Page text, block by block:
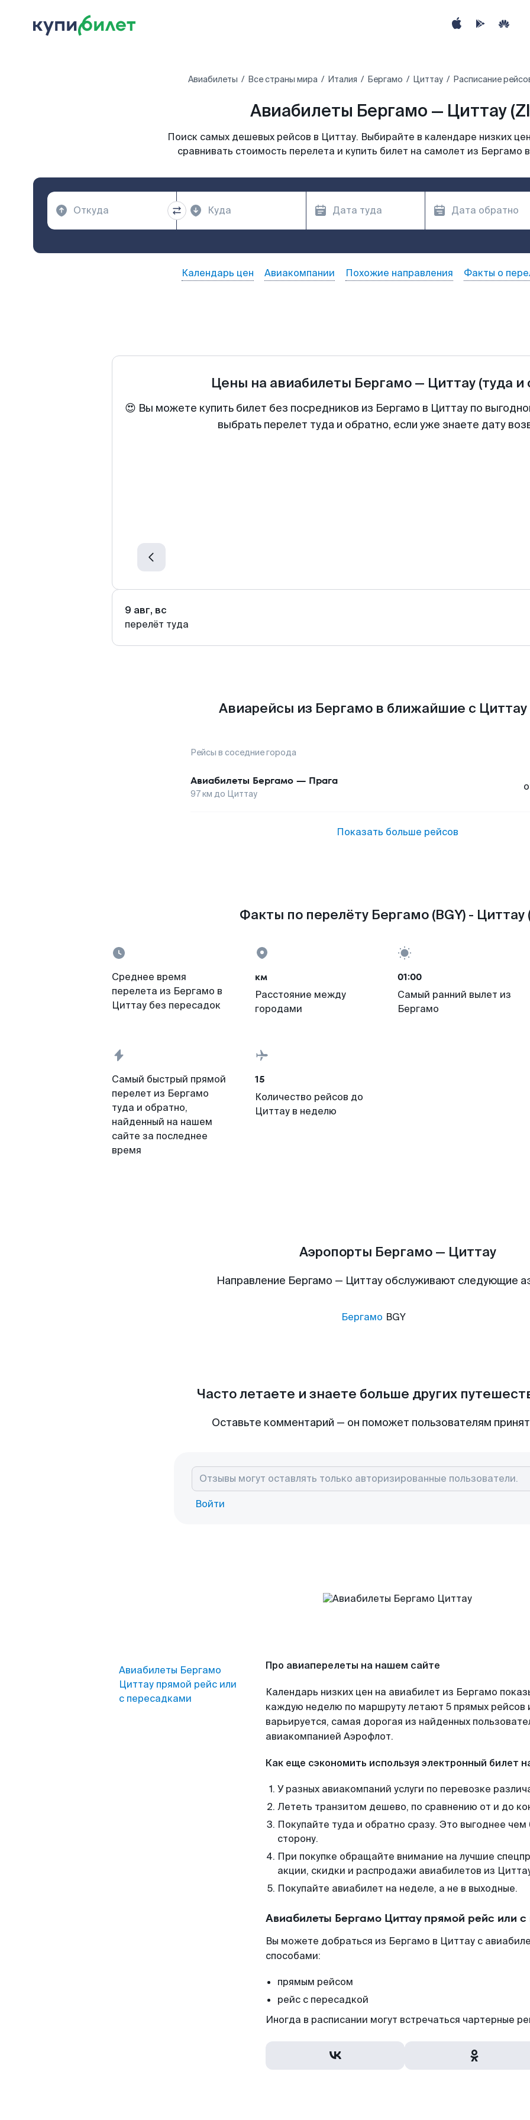
Авиабилеты Все страны мира Италия Бергамо Циттау Расписание
Авиабилеты Бергамо — Циттау
Поиск самых дешевых рейсов в Циттау. Выбирайте в календаре низких
сравнивать стоимость перелета и купить билет на самолет из Бергамо
Календарь цен Авиакомпании Похожие направления Факты о
Цены на авиабилеты Бергамо— Циттау (туда и
😍 Вы можете купить билет без посредников из Бергамо в Циттау по
выбрать перелет туда и обратно, если уже знаете дату
9 авг, вс
перелёт туда
Авиарейсы из Бергамо в ближайшие с Циттау
Рейсы в соседние города
Авиабилеты Бергамо — Прага
97км до Циттау
Показать больше рейсов
Факты по перелёту Бергамо (BGY) - Циттау
Среднее время
перелета из Бергамо в
Циттау без пересадок
км
Расстояние между
городами
01:00
Самый ранний вылет из
Бергамо
Самый быстрый прямой
перелет из Бергамо
туда и обратно,
найденный на нашем
сайте за последнее
время
15
Количество рейсов до
Циттау в неделю
Аэропорты Бергамо — Циттау
Направление Бергамо — Циттау обслуживают следующие
Бергамо BGY
Часто летаете и знаете больше других
Оставьте комментарий — он поможет пользователям
Войти
Авиабилеты Бергамо
Циттау прямой рейс или
с пересадками
Про авиаперелеты на нашем сайте
Календарь низких цен на авиабилет из Бергамо
каждую неделю по маршруту летают 5 прямых рейсов
варьируется, самая дорогая из найденных
авиакомпанией Аэрофлот.
Как еще сэкономить используя электронный билет
У разных авиакомпаний услуги по перевозке
Лететь транзитом дешево, по сравнению от и до
Покупайте туда и обратно сразу. Это выгоднее
сторону.
При покупке обращайте внимание на лучшие
акции, скидки и распродажи авиабилетов из
Покупайте авиабилет на неделе, а не в выходные.
Авиабилеты Бергамо Циттау прямой рейс или
Вы можете добраться из Бергамо в Циттау с
способами:
прямым рейсом
рейс с пересадкой
Иногда в расписании могут встречаться чартерные